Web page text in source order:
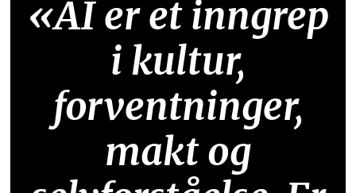
«AI er et inngrep
i kultur,
forventninger,
makt og